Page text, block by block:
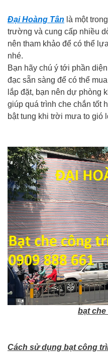
Đại Hoàng Tân là một
trường và cung cấp nhiều
nên tham khảo để có thể
nhé.
Bạn hãy chú ý tới phần
đạc sẵn sàng để có thể
lắp đặt, bạn nên dự phòng
giúp quá trình che chắn tốt
bật tung khi trời mưa to gió
bạt
Cách sử dụng bạt công